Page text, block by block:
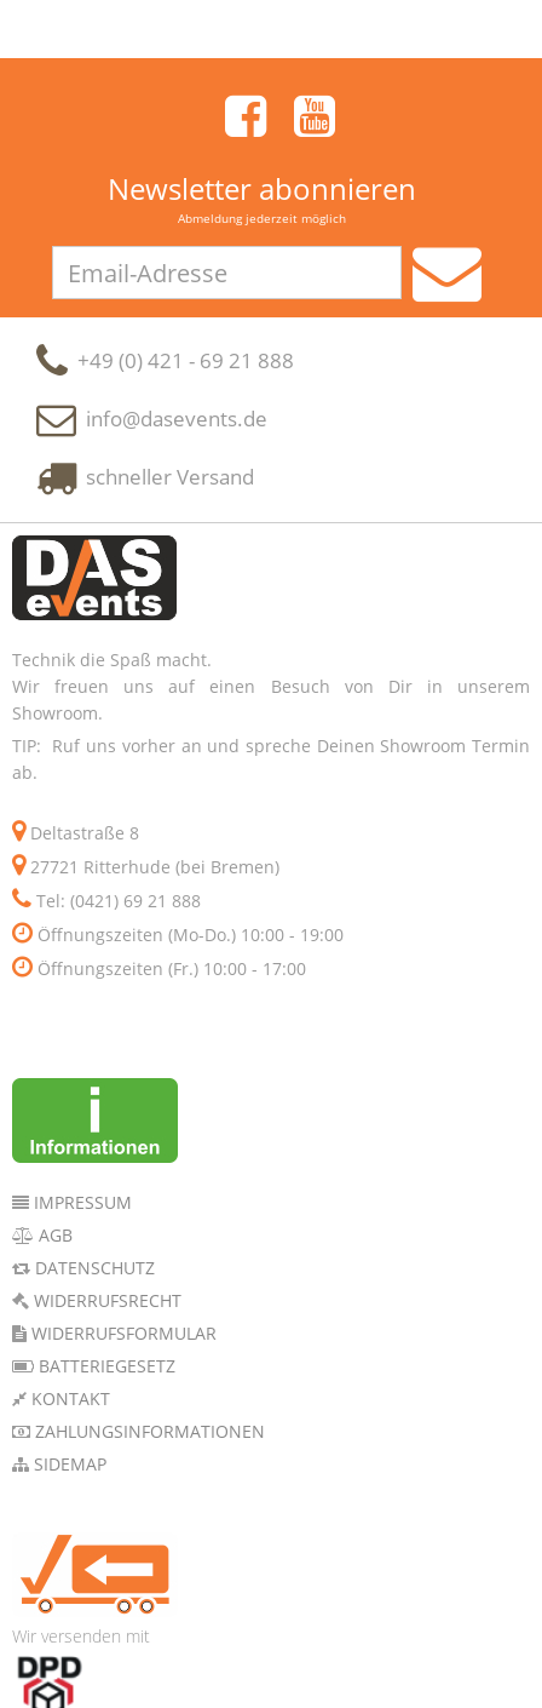
Newsletter abonnieren
Abmeldung jederzeit möglich
Adresse
+49 (0) 421 - 69 21 888
info@dasevents.de
schneller Versand
Technik die Spaß macht.
Wir freuen uns auf einen Besuch von Dir in unserem
Showroom.
TIP: Ruf uns vorher an und spreche Deinen Showroom Termin
ab.
Deltastraße 8
27721 Ritterhude (bei Bremen)
Tel: (0421) 69 21 888
Öffnungszeiten (Mo-Do.) 10:00 - 19:00
Öffnungszeiten (Fr.) 10:00 - 17:00
IMPRESSUM
AGB
DATENSCHUTZ
WIDERRUFSRECHT
WIDERRUFSFORMULAR
BATTERIEGESETZ
KONTAKT
ZAHLUNGSINFORMATIONEN
SIDEMAP
Wir versenden mit